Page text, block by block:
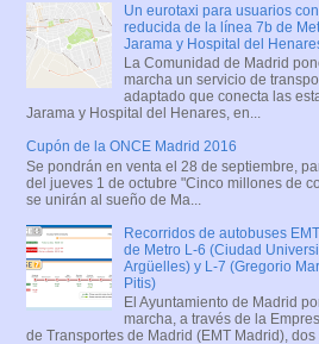
Un eurotaxi para usuarios
reducida de la línea 7b de
Jarama y Hospital del
La Comunidad de Madrid
marcha un servicio de
adaptado que conecta las
Jarama y Hospital del Henares, en...
Cupón de la ONCE Madrid 2016
Se pondrán en venta el 28 de septiembre,
del jueves 1 de octubre "Cinco millones de
se unirán al sueño de Ma...
Recorridos de autobuses
de Metro L-6 (Ciudad
Argüelles) y L-7 (Gregorio
Pitis)
El Ayuntamiento de Madrid
marcha, a través de la
de Transportes de Madrid (EMT Madrid),